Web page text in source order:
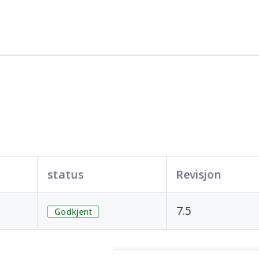
status Revisjon
Godkjent 7.5